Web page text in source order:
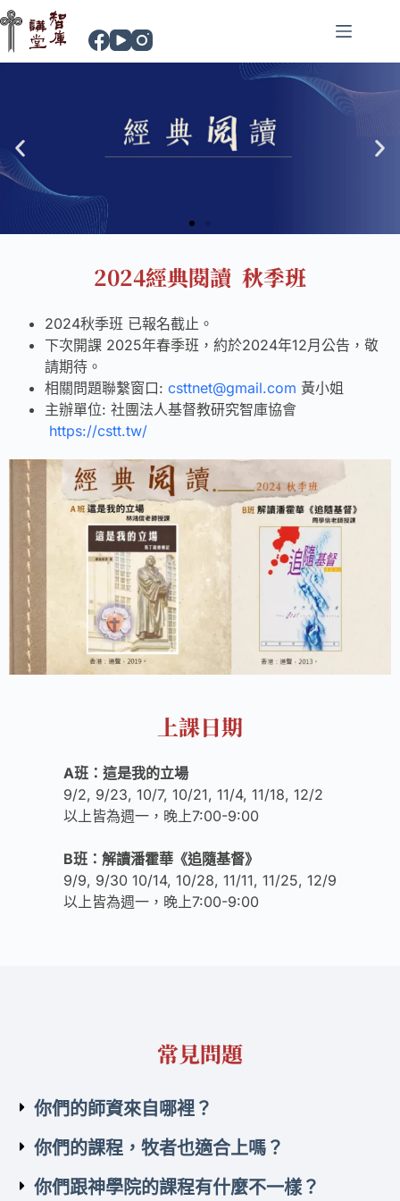
2024經典閱讀 秋季班
2024秋季班 已報名截止。
下次開課 2025年春季班，約於2024年12月公告，敬
請期待。
相關問題聯繫窗口: csttnet@gmail.com 黃小姐
主辦單位: 社團法人基督教研究智庫協會
https://cstt.tw/
上課日期
A班：這是我的立場
9/2, 9/23, 10/7, 10/21, 11/4, 11/18, 12/2
以上皆為週一，晚上7:00-9:00
B班：解讀潘霍華《追隨基督》
9/9, 9/30 10/14, 10/28, 11/11, 11/25, 12/9
以上皆為週一，晚上7:00-9:00
常見問題
你們的師資來自哪裡？
你們的課程，牧者也適合上嗎？
你們跟神學院的課程有什麼不一樣？